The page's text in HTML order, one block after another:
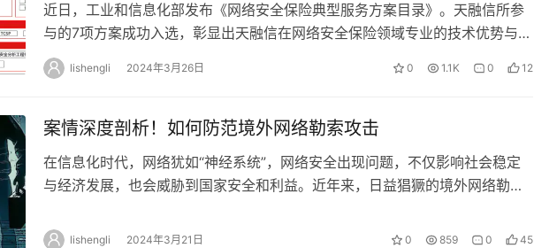
近日，工业和信息化部发布《网络安全保险典型服务方案目录》。天融信所参
与的7项方案成功入选，彰显出天融信在网络安全保险领域专业的技术优势与卓
越的实践能力。 《面向网络勒索保障方案的网…
lishengli 2024年3月26日 0 1.1K 0 12
案情深度剖析！如何防范境外网络勒索攻击
在信息化时代，网络犹如“神经系统”，网络安全出现问题，不仅影响社会稳定
与经济发展，也会威胁到国家安全和利益。近年来，日益猖獗的境外网络勒索
lishengli 2024年3月21日 0 859 0 45